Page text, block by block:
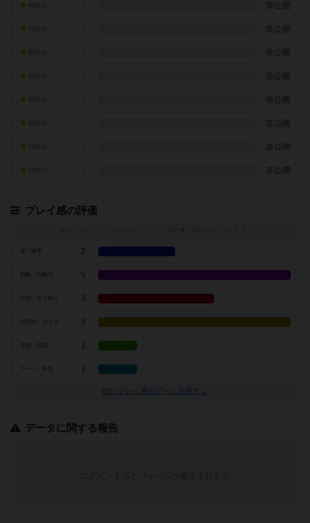
- 非公開
7点の人 - 非公開
- 非公開
- 非公開
- 非公開
- 非公開
- 非公開
- 非公開
プレイ感の評価
※
2
戦略・判断力 5
3
5
1
アート・外見 1
似たプレイ感のゲームを探す→
データに関する報告